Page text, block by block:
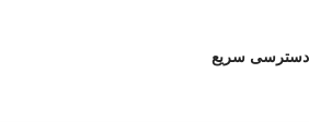
دسترسی سریع